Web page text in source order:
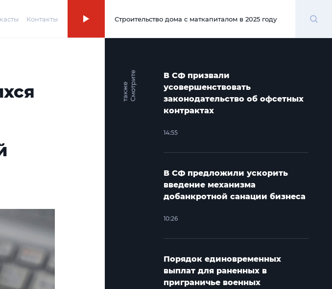
Контакты 00:00
Строительство дома с маткапиталом в 2025 году
С
м
о
т
р и
т
е
т
а
к
ж
е
В СФ призвали
усовершенствовать
законодательство об офсетных
контрактах
14:55
В СФ предложили ускорить
введение механизма
добанкротной санации бизнеса
10:26
Порядок единовременных
выплат для раненных в
приграничье военных